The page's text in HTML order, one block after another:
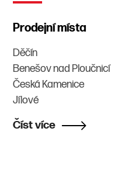
Prodejní místa
Děčín
Benešov nad Ploučnicí
Česká Kamenice
Jílové
Číst více